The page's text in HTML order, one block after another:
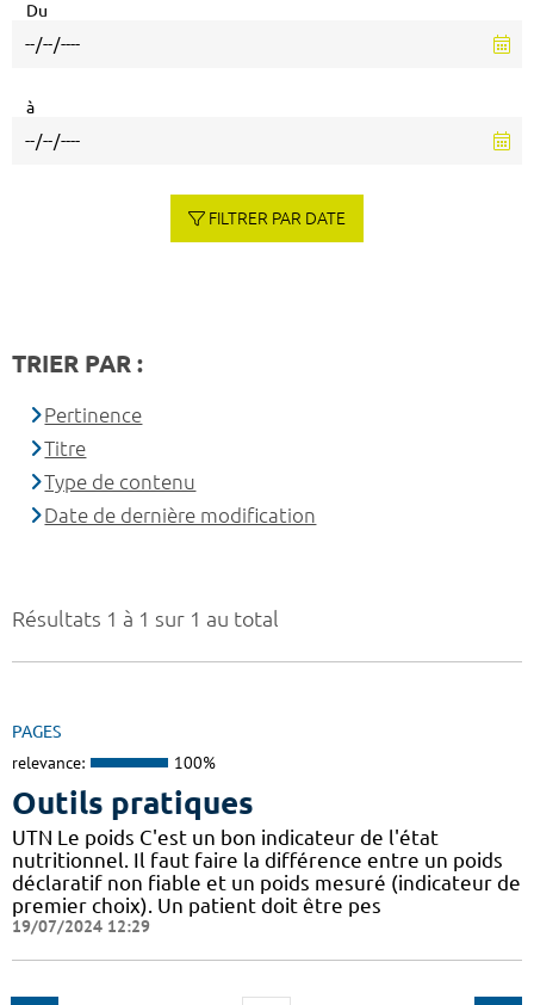
Résultats 1 à 1 sur 1 au total
PAGES
relevance: 100%
Outils pratiques
UTN Le poids C'est un bon indicateur de l'état
nutritionnel. Il faut faire la différence entre un poids
déclaratif non fiable et un poids mesuré (indicateur de
premier choix). Un patient doit être pes
19/07/2024 12:29
Du
à
FILTRER PAR DATE
TRIER PAR :
Pertinence
Titre
Type de contenu
Date de dernière modification